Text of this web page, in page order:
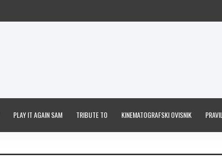
PLAY IT AGAIN SAM TRIBUTE TO KINEMATOGRAFSKI OVISNIK